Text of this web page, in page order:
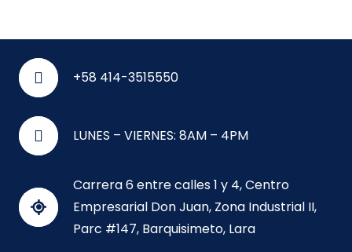
+58 414-3515550
LUNES – VIERNES: 8AM – 4PM
Carrera 6 entre calles 1 y 4, Centro
Empresarial Don Juan, Zona Industrial II,
Parc #147, Barquisimeto, Lara